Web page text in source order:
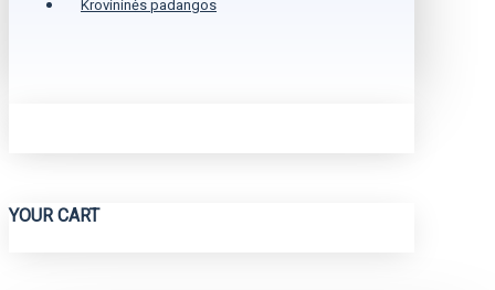
Krovininės padangos
YOUR CART